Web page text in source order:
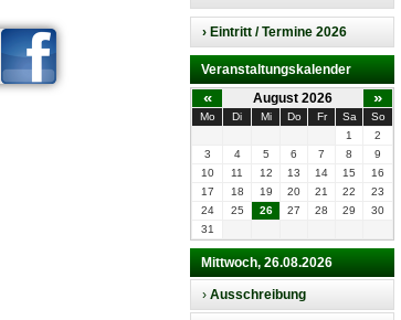
› Eintritt / Termine 2026
Veranstaltungskalender
« August 2026 »
Mo Di Mi Do Fr Sa
So
1
2
3
4 5 6 7 8
9
10
11 12 13 14 15
16
17
18 19 20 21 22
23
24
25 26 27 28 29
30
31
Mittwoch, 26.08.2026
› Ausschreibung